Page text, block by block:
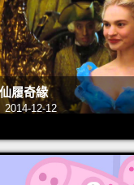
履奇緣
12-12